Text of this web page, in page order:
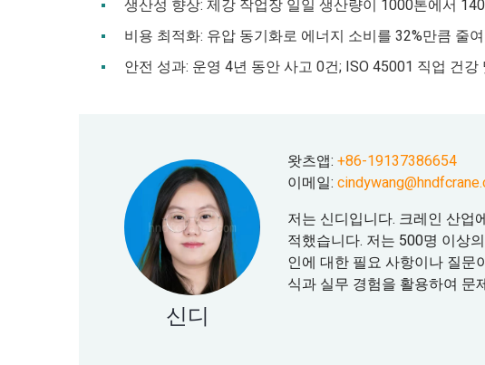
생산성 향상: 제강 작업장 일일 생산량이 1000톤에서
비용 최적화: 유압 동기화로 에너지 소비를 32%만큼 줄
안전 성과: 운영 4년 동안 사고 0건; ISO 45001 직업 건
신디
왓츠앱: +86-19137386654
이메일:
저는 신디입니다. 크레인 산업
적했습니다. 저는 500명 이상
인에 대한 필요 사항이나 질문
식과 실무 경험을 활용하여 문